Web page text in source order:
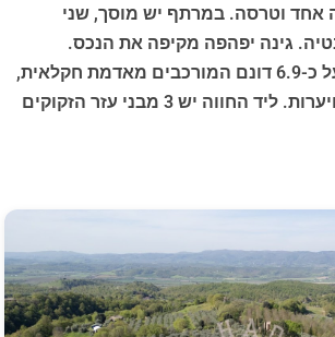
אחד וטרסה. במרתף יש מוסך, שני
גינה יפהפה מקיפה את הנכס.
הקרקע משתרעת על כ-6.9 דונם המורכבים מאדמת חקלאית,
מטעי פרי, עצי זית ויערות. ליד החווה יש 3 מבני עזר הזקוקים